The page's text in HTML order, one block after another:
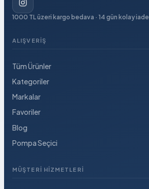
1000 TL üzeri kargo bedava · 14 gün kolay iade
ALIŞVERIŞ
Tüm Ürünler
Kategoriler
Markalar
Favoriler
Blog
Pompa Seçici
MÜŞTERI HIZMETLERI